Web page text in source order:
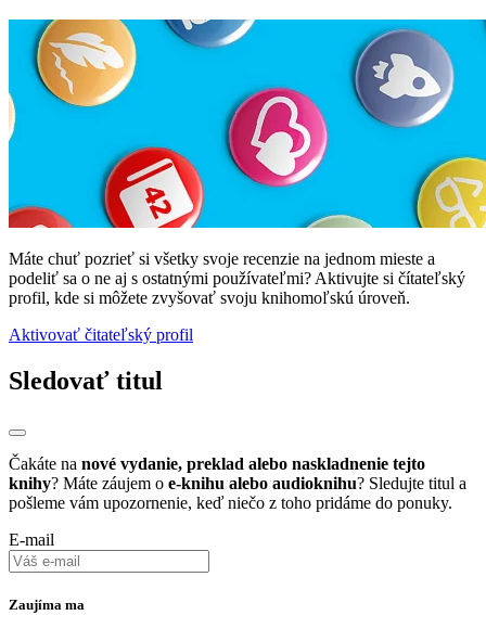
Máte chuť pozrieť si všetky svoje recenzie na jednom mieste a
podeliť sa o ne aj s ostatnými používateľmi? Aktivujte si čítateľský
profil, kde si môžete zvyšovať svoju knihomoľskú úroveň.
Aktivovať čitateľský profil
Sledovať titul
Čakáte na nové vydanie, preklad alebo naskladnenie tejto
knihy? Máte záujem o e-knihu alebo audioknihu? Sledujte titul a
pošleme vám upozornenie, keď niečo z toho pridáme do ponuky.
E-mail
Zaujíma ma